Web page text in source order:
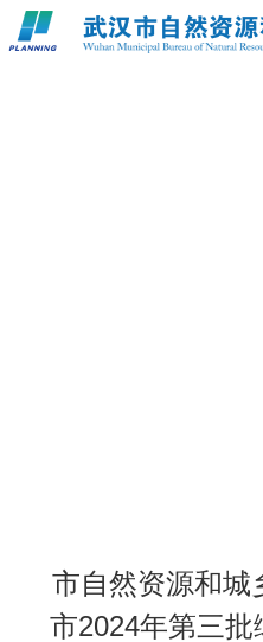
市自然资源和城
市2024年第三